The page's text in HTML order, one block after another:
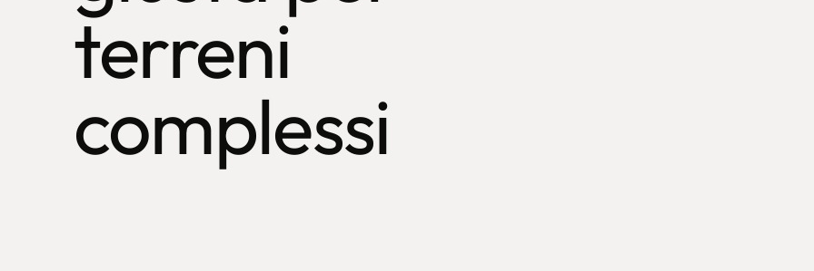
terreni
complessi